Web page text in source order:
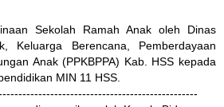
Sekolah Ramah Anak oleh Dinas
Keluarga Berencana, Pemberdayaan
Anak (PPKBPPA) Kab. HSS kepada
MIN 11 HSS.